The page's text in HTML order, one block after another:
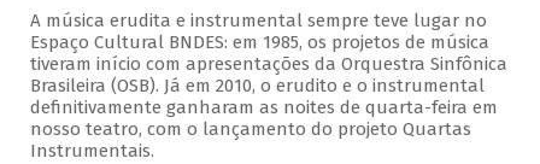
A música erudita e instrumental sempre teve lugar no
Espaço Cultural BNDES: em 1985, os projetos de música
tiveram início com apresentações da Orquestra Sinfônica
Brasileira (OSB). Já em 2010, o erudito e o instrumental
definitivamente ganharam as noites de quarta-feira em
nosso teatro, com o lançamento do projeto Quartas
Instrumentais.